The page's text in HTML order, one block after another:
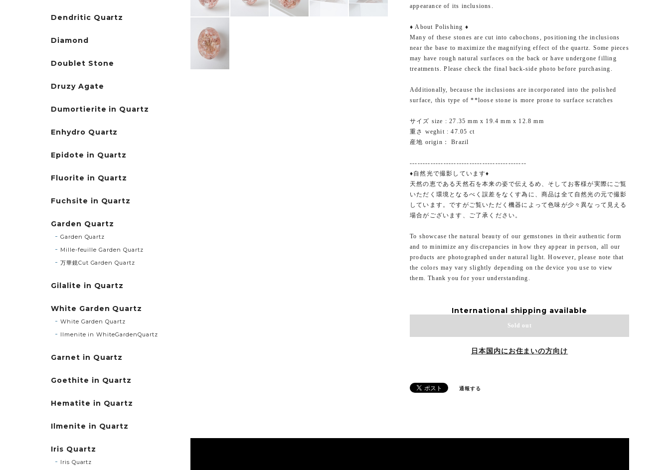
appearance of its inclusions.
♦︎ About Polishing ♦︎
Many of these stones are cut into cabochons, positioning the inclusions
near the base to maximize the magnifying effect of the quartz. Some pieces
may have rough natural surfaces on the back or have undergone filling
treatments. Please check the final back-side photo before purchasing.
Additionally, because the inclusions are incorporated into the polished
surface, this type of **loose stone is more prone to surface scratches
サイズ size : 27.35 mm x 19.4 mm x 12.8 mm
重さ weghit : 47.05 ct
産地 origin： Brazil
---------------------------------------------
♦自然光で撮影しています♦
天然の恵である天然石を本来の姿で伝えるめ、そしてお客様が実際にご覧
いただく環境となるべく誤差をなくす為に、商品は全て自然光の元で撮影
しています。ですがご覧いただく機器によって色味が少々異なって見える
場合がございます、ご了承ください。
To showcase the natural beauty of our gemstones in their authentic form
and to minimize any discrepancies in how they appear in person, all our
products are photographed under natural light. However, please note that
the colors may vary slightly depending on the device you use to view
them. Thank you for your understanding.
International shipping available
Sold out
日本国内にお住まいの方向け
通報する
Dendritic Quartz
Diamond
Doublet Stone
Druzy Agate
Dumortierite in Quartz
Enhydro Quartz
Epidote in Quartz
Fluorite in Quartz
Fuchsite in Quartz
Garden Quartz
Garden Quartz
Mille-feuille Garden Quartz
万華鏡Cut Garden Quartz
Gilalite in Quartz
White Garden Quartz
White Garden Quartz
Ilmenite in WhiteGardenQuartz
Garnet in Quartz
Goethite in Quartz
Hematite in Quartz
Ilmenite in Quartz
Iris Quartz
Iris Quartz